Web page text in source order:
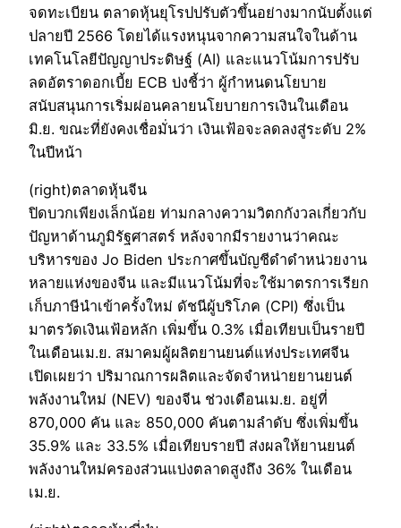
จดทะเบียน ตลาดหุ้นยุโรปปรับตัวขึ้นอย่างมากนับตั้งแต่
ปลายปี 2566 โดยได้แรงหนุนจากความสนใจในด้าน
เทคโนโลยีปัญญาประดิษฐ์ (AI) และแนวโน้มการปรับ
ลดอัตราดอกเบี้ย ECB บ่งชี้ว่า ผู้กำหนดนโยบาย
สนับสนุนการเริ่มผ่อนคลายนโยบายการเงินในเดือน
มิ.ย. ขณะที่ยังคงเชื่อมั่นว่า เงินเฟ้อจะลดลงสู่ระดับ 2%
ในปีหน้า
(right)ตลาดหุ้นจีน
ปิดบวกเพียงเล็กน้อย ท่ามกลางความวิตกกังวลเกี่ยวกับ
ปัญหาด้านภูมิรัฐศาสตร์ หลังจากมีรายงานว่าคณะ
บริหารของ Jo Biden ประกาศขึ้นบัญชีดำดำหน่วยงาน
หลายแห่งของจีน และมีแนวโน้มที่จะใช้มาตรการเรียก
เก็บภาษีนำเข้าครั้งใหม่ ดัชนีผู้บริโภค (CPI) ซึ่งเป็น
มาตรวัดเงินเฟ้อหลัก เพิ่มขึ้น 0.3% เมื่อเทียบเป็นรายปี
ในเดือนเม.ย. สมาคมผู้ผลิตยานยนต์แห่งประเทศจีน
เปิดเผยว่า ปริมาณการผลิตและจัดจำหน่ายยานยนต์
พลังงานใหม่ (NEV) ของจีน ช่วงเดือนเม.ย. อยู่ที่
870,000 คัน และ 850,000 คันตามลำดับ ซึ่งเพิ่มขึ้น
35.9% และ 33.5% เมื่อเทียบรายปี ส่งผลให้ยานยนต์
พลังงานใหม่ครองส่วนแบ่งตลาดสูงถึง 36% ในเดือน
เม.ย.